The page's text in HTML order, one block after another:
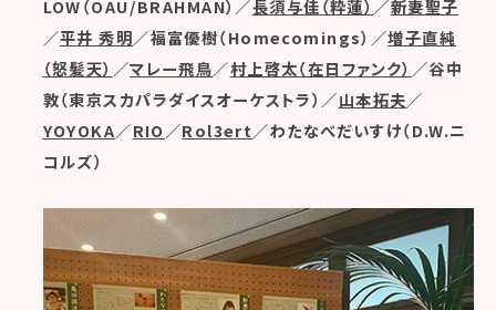
LOW（OAU/BRAHMAN）／長須与佳（粋蓮） ／新妻聖子
／平井 秀明／福富優樹（Homecomings）／増子直純
（怒髪天） ／マレー飛鳥／村上啓太（在日ファンク） ／谷中
敦（東京スカパラダイスオーケストラ）／山本拓夫／
YOYOKA／RIO ／Rol3ert／わたなべだいすけ（D.W.ニ
コルズ）